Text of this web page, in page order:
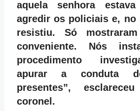
aquela senhora
agredir os policiais e, no
resistiu. Só
conveniente. Nós
procedimento
apurar a conduta
presentes”,
coronel.